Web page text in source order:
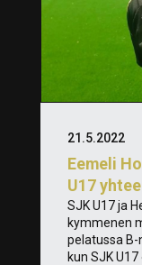
Eemeli
U17
21.5.2022
SJK U17 ja
kymmenen
pelatussa
kun SJK U17